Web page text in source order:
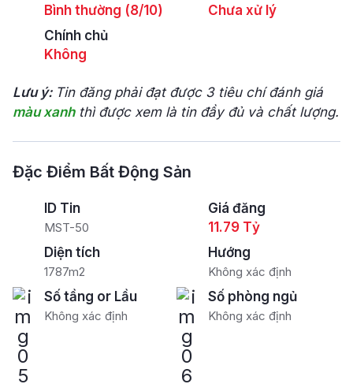
Bình thường (8/10)
Chưa xử lý
Chính chủ
Không
Lưu ý: Tin đăng phải đạt được 3 tiêu chí đánh giá
màu xanhthì được xem là tin đầy đủ và chất lượng.
Đặc Điểm Bất Động Sản
ID Tin
MST-50
Giá đăng
11.79 Tỷ
Diện tích
1787m2
Hướng
Không xác định
Số tầng or Lầu
Không xác định
Số phòng ngủ
Không xác định